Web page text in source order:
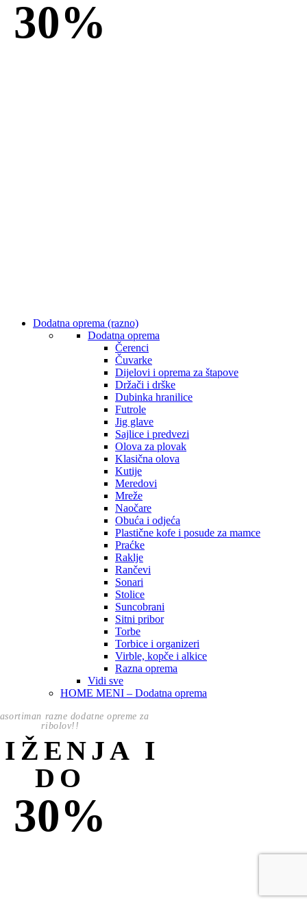
30%
Dodatna oprema (razno)
Dodatna oprema
Čerenci
Čuvarke
Dijelovi i oprema za štapove
Držači i drške
Dubinka hranilice
Futrole
Jig glave
Sajlice i predvezi
Olova za plovak
Klasična olova
Kutije
Meredovi
Mreže
Naočare
Obuća i odjeća
Plastične kofe i posude za mamce
Praćke
Raklje
Rančevi
Sonari
Stolice
Suncobrani
Sitni pribor
Torbe
Torbice i organizeri
Virble, kopče i alkice
Razna oprema
Vidi sve
HOME MENI – Dodatna oprema
razne dodatne opreme za
ribolov!!
I
DO
30%